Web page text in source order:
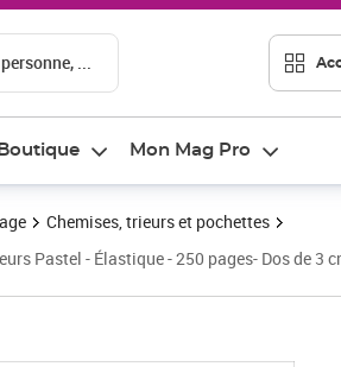
...
Mon Mag Pro
Chemises, trieurs et pochettes
Pastel - Élastique - 250 pages- Dos de 3